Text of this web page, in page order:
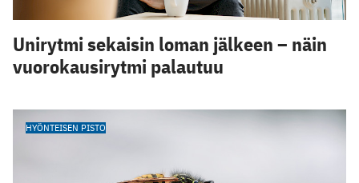
Unirytmi sekaisin loman jälkeen – näin
vuorokausirytmi palautuu
HYÖNTEISEN PISTO